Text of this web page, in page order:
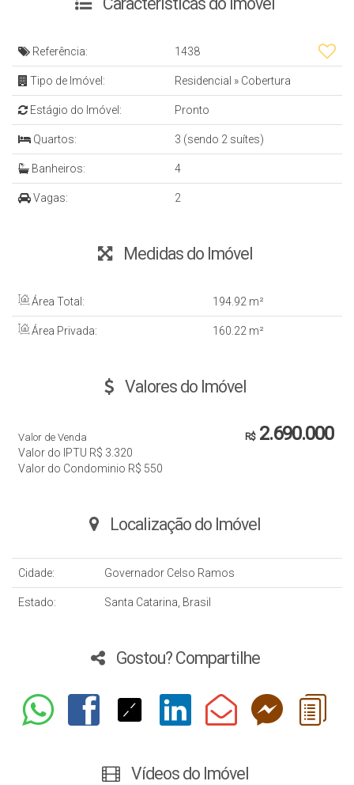
Referência: 1438
Tipo de Imóvel: Residencial » Cobertura
Estágio do Imóvel: Pronto
Quartos: 3 (sendo 2 suítes)
Banheiros: 4
Vagas: 2
Medidas do Imóvel
Área Total: 194.92 m²
Área Privada: 160.22 m²
Valores do Imóvel
R$2.690.000
Valor de Venda
Valor do IPTU R$ 3.320
Valor do Condominio R$ 550
Localização do Imóvel
Cidade: Governador Celso Ramos
Estado: Santa Catarina, Brasil
Gostou? Compartilhe
Vídeos do Imóvel